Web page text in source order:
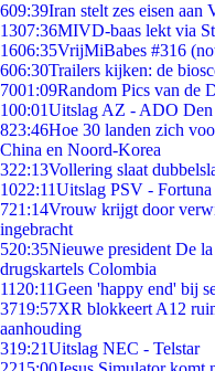
609:39Iran stelt zes eisen
1307:36MIVD-baas lekt via
1606:35VrijMiBabes #316
606:30Trailers kijken: de
7001:09Random Pics van de
100:01Uitslag AZ - ADO Den
823:46Hoe 30 landen zich
China en Noord-Korea
322:13Vollering slaat
1022:11Uitslag PSV - Fortuna
721:14Vrouw krijgt door
ingebracht
520:35Nieuwe president De
drugskartels Colombia
11 20:11Geen 'happy end' bij
3719:57XR blokkeert A12
aanhouding
319:21Uitslag NEC - Telstar